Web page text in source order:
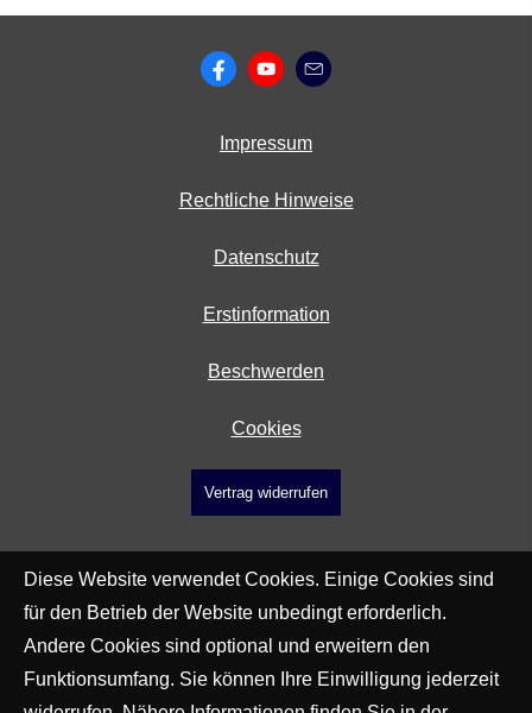
Impressum
Rechtliche Hinweise
Datenschutz
Erstinformation
Beschwerden
Cookies
Vertrag widerrufen
Diese Website verwendet Cookies. Einige Cookies sind
für den Betrieb der Website unbedingt erforderlich.
Andere Cookies sind optional und erweitern den
Funktionsumfang. Sie können Ihre Einwilligung jederzeit